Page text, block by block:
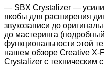
— SBX Crystalizer —
якобы для расширения
звукозаписи до
до мастеринга
функциональности этой
нашем обзоре Creative X-
Crystalizer с техническим